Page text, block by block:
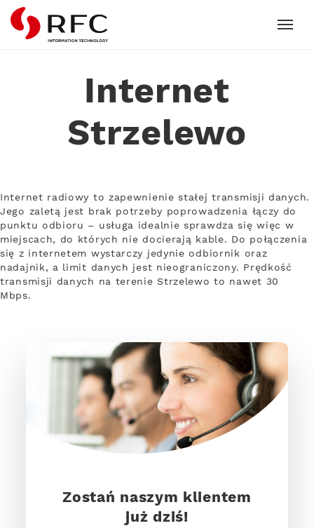
RFC
Internet
Strzelewo
Internet radiowy to zapewnienie stałej transmisji danych.
Jego zaletą jest brak potrzeby poprowadzenia łączy do
punktu odbioru – usługa idealnie sprawdza się więc w
miejscach, do których nie docierają kable. Do połączenia
się z internetem wystarczy jedynie odbiornik oraz
nadajnik, a limit danych jest nieograniczony. Prędkość
transmisji danych na terenie Strzelewo to nawet 30
Mbps.
Zostań naszym klientem
już dziś!